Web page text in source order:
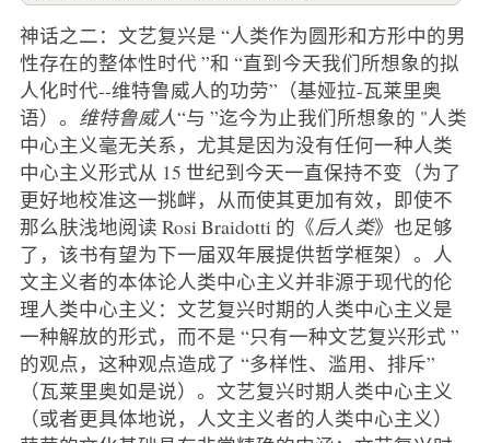
神话之二：文艺复兴是 “人类作为圆形和方形中的男
性存在的整体性时代 ”和 “直到今天我们所想象的拟
人化时代--维特鲁威人的功劳”（基娅拉-瓦莱里奥
语）。 维特鲁威人“与 ”迄今为止我们所想象的 "人类
中心主义毫无关系，尤其是因为没有任何一种人类
中心主义形式从 15 世纪到今天一直保持不变（为了
更好地校准这一挑衅，从而使其更加有效，即使不
那么肤浅地阅读 Rosi Braidotti 的《后人类》也足够
了，该书有望为下一届双年展提供哲学框架）。人
文主义者的本体论人类中心主义并非源于现代的伦
理人类中心主义：文艺复兴时期的人类中心主义是
一种解放的形式，而不是 “只有一种文艺复兴形式 ”
的观点，这种观点造成了 “多样性、滥用、排斥”
（瓦莱里奥如是说）。文艺复兴时期人类中心主义
（或者更具体地说，人文主义者的人类中心主义）